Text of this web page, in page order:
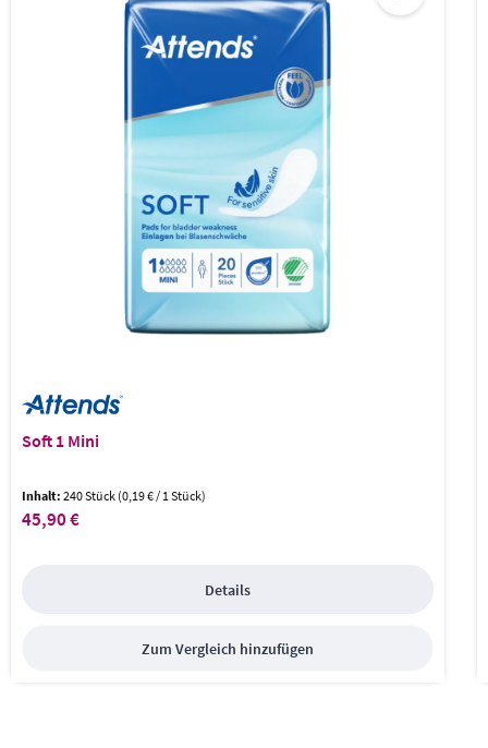
Soft 1 Mini
Inhalt:240 Stück (0,19 € / 1 Stück)
Regulärer Preis:
45,90 €
Details
Zum Vergleich hinzufügen